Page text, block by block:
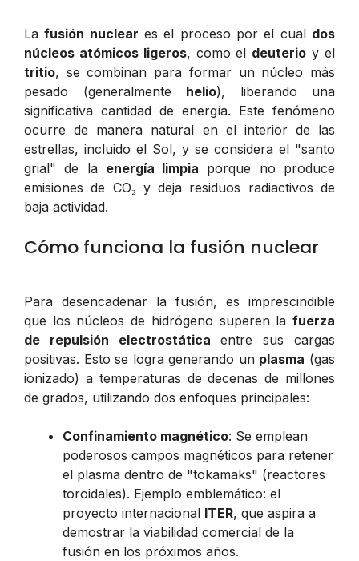
Lafusión nuclear es el proceso por el cual dos
núcleos atómicos ligeros, como el deuterio y el
tritio, se combinan para formar un núcleo más
pesado (generalmente helio), liberando una
significativa cantidad de energía. Este fenómeno
ocurre de manera natural en el interior de las
estrellas, incluido el Sol, y se considera el "santo
grial" de la energía limpia porque no produce
emisiones de CO₂ y deja residuos radiactivos de
baja actividad.
Cómo funciona la fusión nuclear
Para desencadenar la fusión, es imprescindible
que los núcleos de hidrógeno superen la fuerza
de repulsión electrostática entre sus cargas
positivas. Esto se logra generando un plasma (gas
ionizado) a temperaturas de decenas de millones
de grados, utilizando dos enfoques principales:
Confinamiento magnético: Se emplean
poderosos campos magnéticos para retener
el plasma dentro de "tokamaks" (reactores
toroidales). Ejemplo emblemático: el
proyecto internacional ITER, que aspira a
demostrar la viabilidad comercial de la
fusión en los próximos años.